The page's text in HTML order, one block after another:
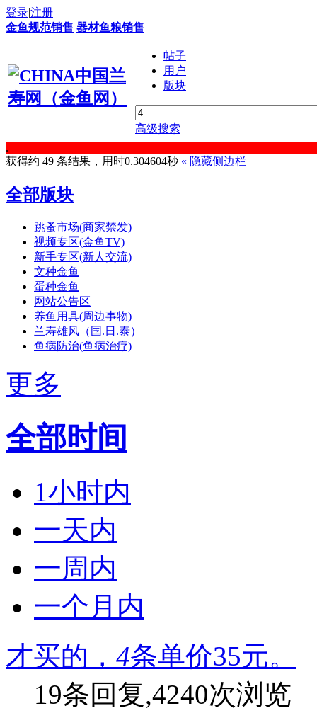
登录|注册
金鱼规范销售 器材鱼粮销售
帖子
用户
版块
高级搜索
.
获得约 49 条结果，用时0.304604秒 « 隐藏侧边栏
全部版块
跳蚤市场(商家禁发)
视频专区(金鱼TV)
新手专区(新人交流)
文种金鱼
蛋种金鱼
网站公告区
养鱼用具(周边事物)
兰寿雄风（国.日.泰）
鱼病防治(鱼病治疗)
更多
全部时间
1小时内
一天内
一周内
一个月内
才买的， 4条单价35元。
19条回复,4240次浏览